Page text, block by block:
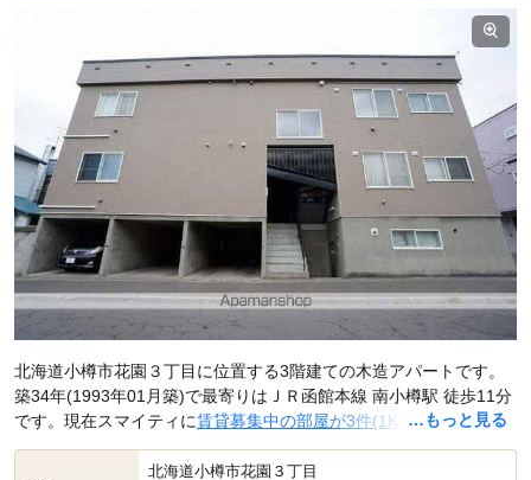
…もっと見る
北海道小樽市花園３丁目に位置する3階建ての木造アパートです。
築34年(1993年01月築)で最寄りはＪＲ函館本線 南小樽駅 徒歩11分
です。現在スマイティに賃貸募集中の部屋が3件(1K)
掲載されてい
ます。
北海道小樽市花園３丁目